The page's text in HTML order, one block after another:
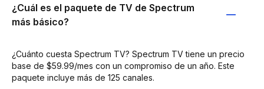
¿Cuál es el paquete de TV de Spectrum
más básico?
¿Cuánto cuesta Spectrum TV? Spectrum TV tiene un precio
base de $59.99/mes con un compromiso de un año. Este
paquete incluye más de 125 canales.